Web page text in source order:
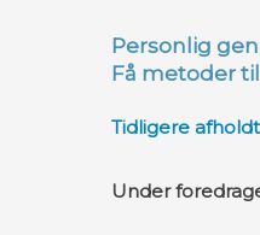
Personlig
Få metoder
Tidligere
Under